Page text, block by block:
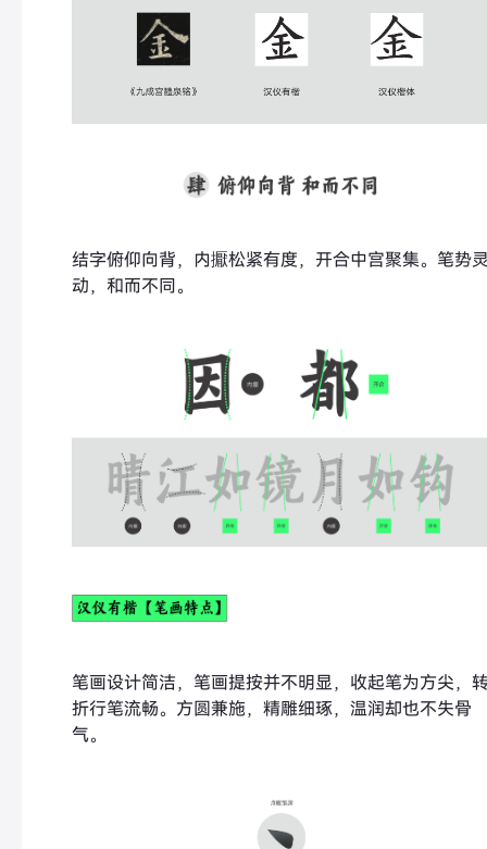
结字俯仰向背，内擫松紧有度，开合中宫聚集。笔势
动，和而不同。
笔画设计简洁，笔画提按并不明显，收起笔为方尖，
折行笔流畅。方圆兼施，精雕细琢，温润却也不失骨
气。